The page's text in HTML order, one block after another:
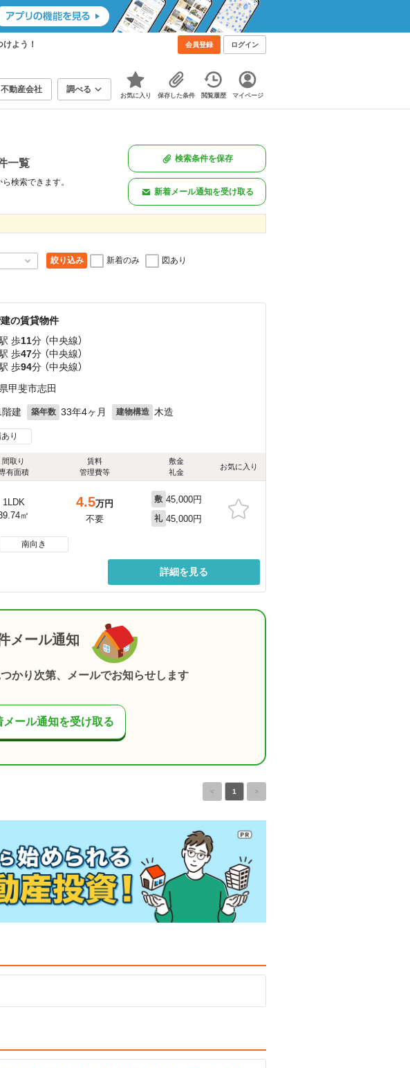
よう！ 会員登録 ログイン
不動産会社 調べる
お気に入り 保存した条件 閲覧履歴 マイページ
一覧
検索できます。
検索条件を保存
新着メール通知を受け取る
絞り込み 新着のみ 図あり
の賃貸物件
歩11分 （中央線）
歩47分 （中央線）
歩94分 （中央線）
甲斐市志田
階建 築年数 33年4ヶ月 建物構造 木造
り
間取り
有面積
賃料
管理費等
敷金
礼金
お気に入り
1LDK
㎡
4.5万円
不要
敷 45,000円
礼 45,000円
南向き
詳細を見る
メール通知
かり次第、メールでお知らせします
メール通知を受け取る
< 1 >